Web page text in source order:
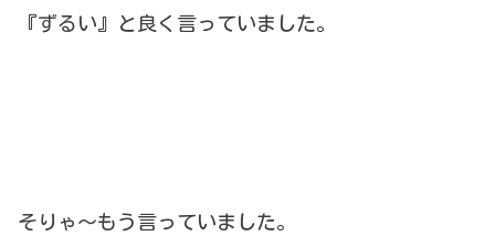
『ずるい』と良く言っていました。
そりゃ～もう言っていました。